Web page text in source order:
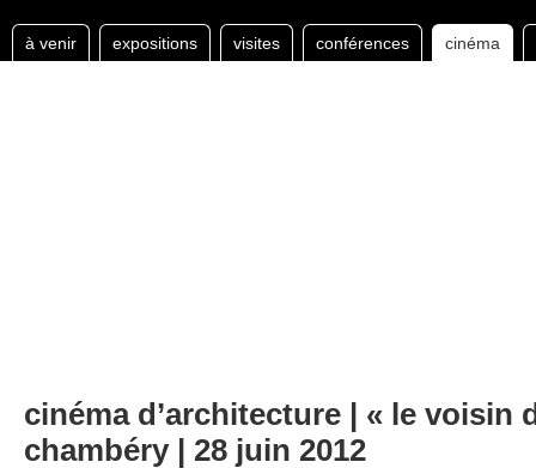
à venir expositions visites conférences cinéma
cinéma d’architecture | « le voisin
chambéry | 28 juin 2012